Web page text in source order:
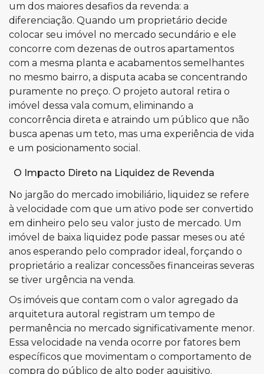
um dos maiores desafios da revenda: a
diferenciação. Quando um proprietário decide
colocar seu imóvel no mercado secundário e ele
concorre com dezenas de outros apartamentos
com a mesma planta e acabamentos semelhantes
no mesmo bairro, a disputa acaba se concentrando
puramente no preço. O projeto autoral retira o
imóvel dessa vala comum, eliminando a
concorrência direta e atraindo um público que não
busca apenas um teto, mas uma experiência de vida
e um posicionamento social.
O Impacto Direto na Liquidez de Revenda
No jargão do mercado imobiliário, liquidez se refere
à velocidade com que um ativo pode ser convertido
em dinheiro pelo seu valor justo de mercado. Um
imóvel de baixa liquidez pode passar meses ou até
anos esperando pelo comprador ideal, forçando o
proprietário a realizar concessões financeiras severas
se tiver urgência na venda.
Os imóveis que contam com o valor agregado da
arquitetura autoral registram um tempo de
permanência no mercado significativamente menor.
Essa velocidade na venda ocorre por fatores bem
específicos que movimentam o comportamento de
compra do público de alto poder aquisitivo.